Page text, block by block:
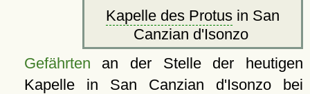
Kapelle des Protus in San
Canzian d'Isonzo
Gefährten an der Stelle der heutigen
Kapellein San Canzian d'Isonzo bei